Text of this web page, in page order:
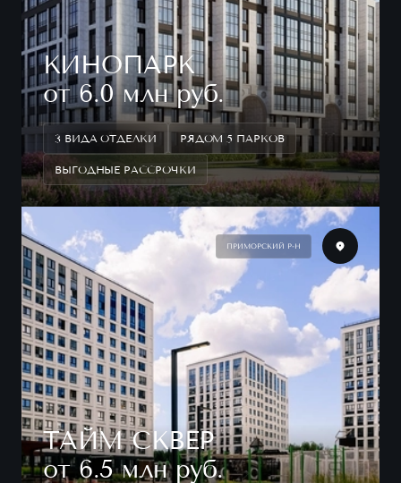
КИНОПАРК
от 6.0 млн руб.
3 ВИДА ОТДЕЛКИ РЯДОМ 5 ПАРКОВ
ВЫГОДНЫЕ РАССРОЧКИ
ПРИМОРСКИЙ Р-Н
ТАЙМ СКВЕР
от 6.5 млн руб.